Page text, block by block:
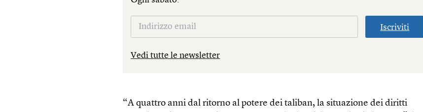
Iscriviti
Vedi tutte le newsletter
“A quattro anni dal ritorno al potere dei taliban, la situazione dei diritti